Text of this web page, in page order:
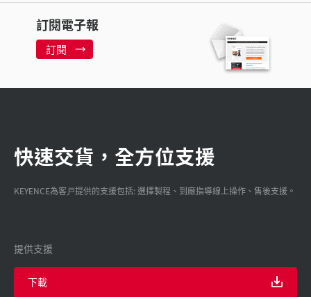
訂閱電子報
訂閱
快速交貨，全方位支援
KEYENCE為客戸提供的支援包括: 選擇製程、到廠指導線上操作、售後支援。
提供支援
下載